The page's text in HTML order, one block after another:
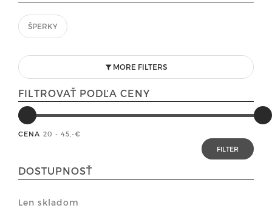
ŠPERKY
MORE FILTERS
FILTROVAŤ PODĽA CENY
CENA 20 - 45 ,-€
DOSTUPNOSŤ
Len skladom